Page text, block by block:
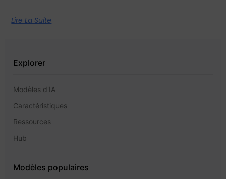
Lire La Suite
Explorer
Modèles d'IA
Caractéristiques
Ressources
Hub
Modèles populaires